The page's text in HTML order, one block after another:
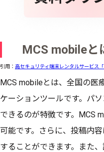
MCS mobileと
引用： 高セキュリティ端末レンタルサービス
MCS mobileとは、全国の医
ケーションツールです。パ
できるのが特徴です。MCS
可能です。さらに、投稿内
することができます。また